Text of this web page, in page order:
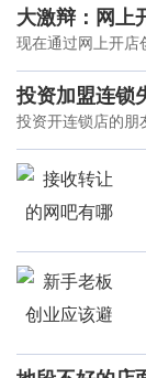
创业不久的方便面
大激辩：网上
现在通过网上开店
工商注册就有了答
投资加盟连锁
投资开连锁店的朋
店，我们也得认真